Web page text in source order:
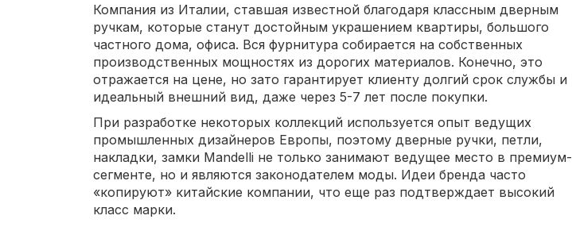
Компания из Италии, ставшая известной благодаря классным дверным
ручкам, которые станут достойным украшением квартиры, большого
частного дома, офиса. Вся фурнитура собирается на собственных
производственных мощностях из дорогих материалов. Конечно, это
отражается на цене, но зато гарантирует клиенту долгий срок службы и
идеальный внешний вид, даже через 5-7 лет после покупки.
При разработке некоторых коллекций используется опыт ведущих
промышленных дизайнеров Европы, поэтому дверные ручки, петли,
накладки, замки Mandelli не только занимают ведущее место в премиум-
сегменте, но и являются законодателем моды. Идеи бренда часто
«копируют» китайские компании, что еще раз подтверждает высокий
класс марки.